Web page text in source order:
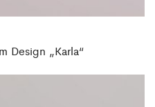
Design „Karla“